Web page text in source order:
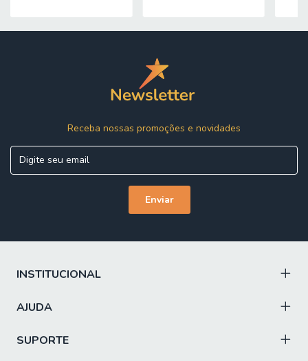
elevadores, portas e corredores do local da entrega. Não
fazemos a montagem, desmontagem do produto e/ou
portas e janelas, transporte pela escada ou içamento pelo
lado de fora do prédio. Não está incluso no serviço de
com ou sem elevador, ou deslocamento em locais de difícil
Receba nossas promoções e novidades
INSTITUCIONAL
AJUDA
SUPORTE